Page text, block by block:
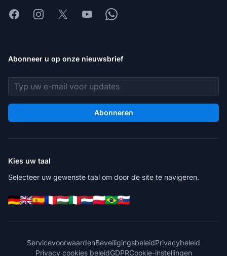
FacebookInstagram
X YoutubeWhatsapp
Abonneer u op onze nieuwsbrief
E-mailadres
Abonneren
Kies uw taal
Selecteer uw gewenste taal om door de site te navigeren.
ServicevoorwaardenBeveiligingsbeleidPrivacybeleid
Privacy cookies beleidGDPRCookie-instellingen